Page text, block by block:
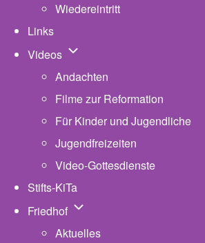
Wiedereintritt
Links
Videos Unternavigation von Videos
Andachten
Filme zur Reformation
Für Kinder und Jugendliche
Jugendfreizeiten
Video-Gottesdienste
Stifts-KiTa
Friedhof Unternavigation von Friedhof
Aktuelles